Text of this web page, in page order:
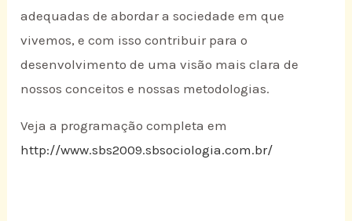
adequadas de abordar a sociedade em que
vivemos, e com isso contribuir para o
desenvolvimento de uma visão mais clara de
nossos conceitos e nossas metodologias.
Veja a programação completa em
http://www.sbs2009.sbsociologia.com.br/